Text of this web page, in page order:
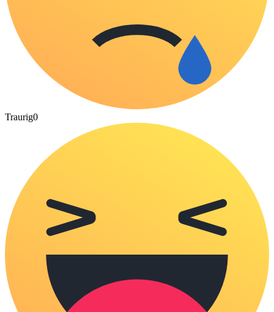
Traurig0